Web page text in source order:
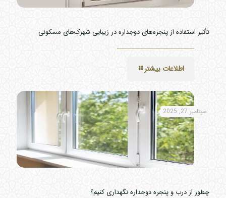
تأثیر استفاده از پنجره‌های دوجداره در زیبایی شهرک‌های مسکونی
اطلاعات بیشتر
سپتامبر 27, 2025
چطور از درب و پنجره دوجداره نگهداری کنیم؟